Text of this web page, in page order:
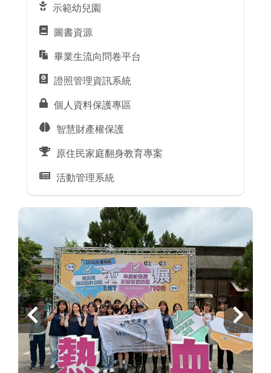
示範幼兒園
圖書資源
畢業生流向問卷平台
證照管理資訊系統
個人資料保護專區
智慧財產權保護
原住民家庭翻身教育專案
活動管理系統
上
一
頁
下
一
頁